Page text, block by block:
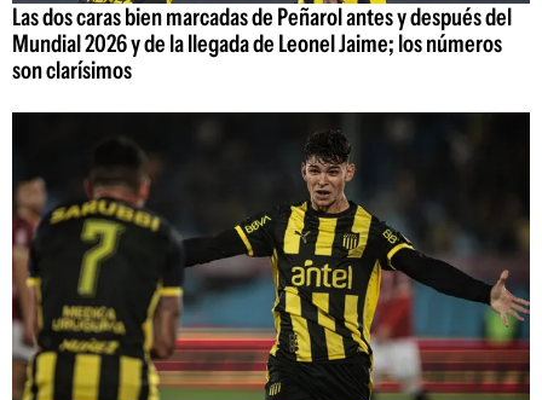
Las dos caras bien marcadas de Peñarol antes y después del
Mundial 2026 y de la llegada de Leonel Jaime; los números
son clarísimos